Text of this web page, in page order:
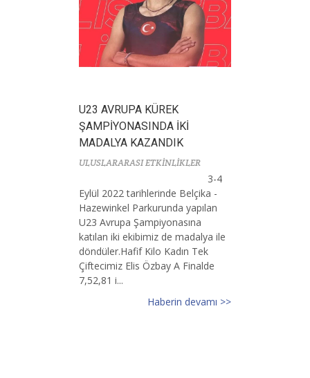
U23 AVRUPA KÜREK
ŞAMPİYONASINDA İKİ
MADALYA KAZANDIK
ULUSLARARASI ETKİNLİKLER
3-4
Eylül 2022 tarihlerinde Belçika -
Hazewinkel Parkurunda yapılan
U23 Avrupa Şampiyonasına
katılan iki ekibimiz de madalya ile
döndüler.Hafif Kilo Kadın Tek
Çiftecimiz Elis Özbay A Finalde
7,52,81 i...
Haberin devamı >>